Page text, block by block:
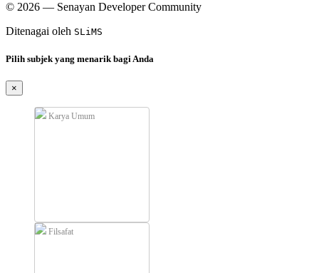
© 2026 — Senayan Developer Community
Ditenagai oleh SLiMS
Pilih subjek yang menarik bagi Anda
×
Karya Umum
Filsafat